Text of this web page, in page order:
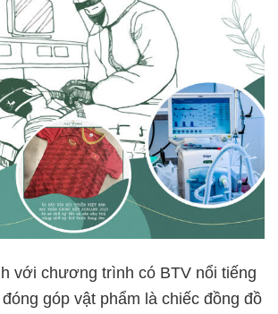
với chương trình có BTV nổi tiếng
góp vật phẩm là chiếc đồng đồ